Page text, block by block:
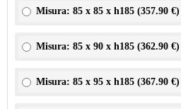
Misura: 85 x 85 x h185 (357.90 €)
Misura: 85 x 90 x h185 (362.90 €)
Misura: 85 x 95 x h185 (367.90 €)